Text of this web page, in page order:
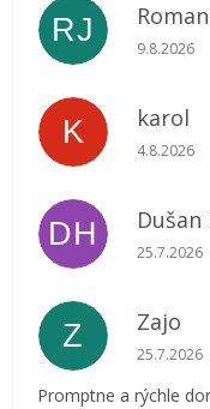
RJ
9.8.2026
K karol
4.8.2026
DH Dušan
25.7.2026
Z Zajo
25.7.2026
Promptne a rýchle